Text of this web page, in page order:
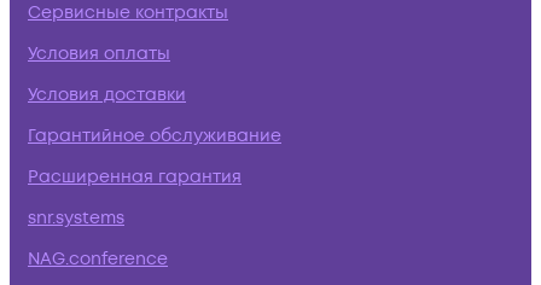
Сервисные контракты
Условия оплаты
Условия доставки
Гарантийное обслуживание
Расширенная гарантия
snr.systems
NAG.conference